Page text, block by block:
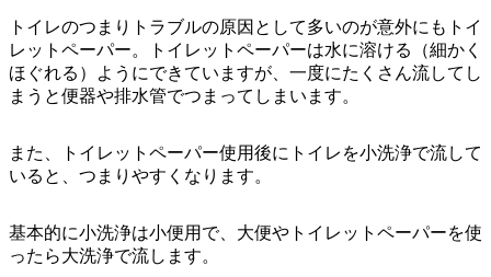
トイレのつまりトラブルの原因として多いのが意外にもトイ
レットペーパー。トイレットペーパーは水に溶ける（細かく
ほぐれる）ようにできていますが、 一度にたくさん流してし
まうと便器や排水管でつまってしまいます。
また、トイレットペーパー使用後にトイレを小洗浄で流して
いると、つまりやすくなります。
基本的に小洗浄は小便用で、大便やトイレットペーパーを使
ったら大洗浄で流します。